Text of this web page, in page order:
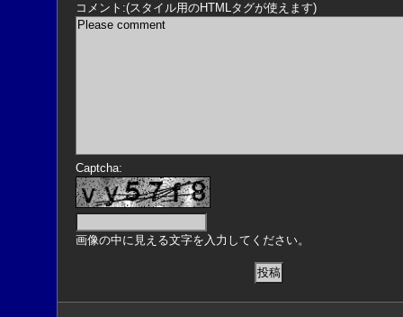
コメント:(スタイル用のHTMLタグが使えます)
Captcha:
画像の中に見える文字を入力してください。